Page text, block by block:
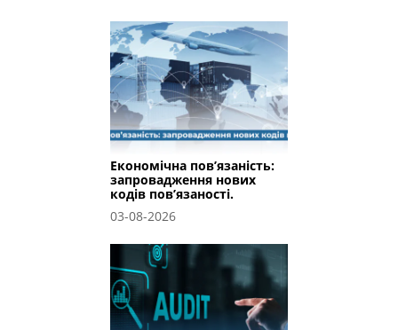
Економічна пов’язаність:
запровадження нових
кодів пов’язаності.
03-08-2026